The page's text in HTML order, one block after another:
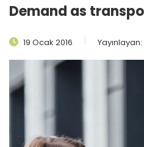
Demand as
19 Ocak 2016 Yayınlayan: